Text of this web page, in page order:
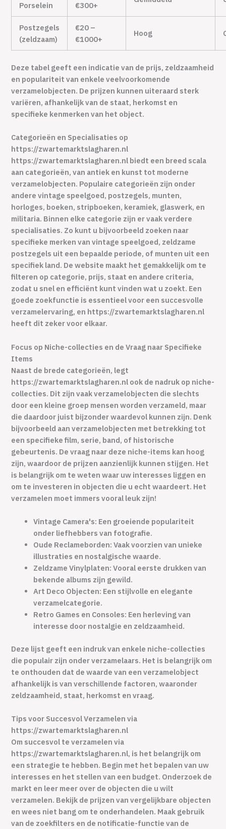
Porselein €300+
Postzegels
(zeldzaam)
€20 –
€1000+
Hoog
Deze tabel geeft een indicatie van de prijs, zeldzaamheid
en populariteit van enkele veelvoorkomende
verzamelobjecten. De prijzen kunnen uiteraard sterk
variëren, afhankelijk van de staat, herkomst en
specifieke kenmerken van het object.
Categorieën en Specialisaties op
https://zwartemarktslagharen.nl
https://zwartemarktslagharen.nl biedt een breed scala
aan categorieën, van antiek en kunst tot moderne
verzamelobjecten. Populaire categorieën zijn onder
andere vintage speelgoed, postzegels, munten,
horloges, boeken, stripboeken, keramiek, glaswerk, en
militaria. Binnen elke categorie zijn er vaak verdere
specialisaties. Zo kunt u bijvoorbeeld zoeken naar
specifieke merken van vintage speelgoed, zeldzame
postzegels uit een bepaalde periode, of munten uit een
specifiek land. De website maakt het gemakkelijk om te
filteren op categorie, prijs, staat en andere criteria,
zodat u snel en efficiënt kunt vinden wat u zoekt. Een
goede zoekfunctie is essentieel voor een succesvolle
verzamelervaring, en https://zwartemarktslagharen.nl
heeft dit zeker voor elkaar.
Focus op Niche-collecties en de Vraag naar Specifieke
Items
Naast de brede categorieën, legt
https://zwartemarktslagharen.nl ook de nadruk op niche-
collecties. Dit zijn vaak verzamelobjecten die slechts
door een kleine groep mensen worden verzameld, maar
die daardoor juist bijzonder waardevol kunnen zijn. Denk
bijvoorbeeld aan verzamelobjecten met betrekking tot
een specifieke film, serie, band, of historische
gebeurtenis. De vraag naar deze niche-items kan hoog
zijn, waardoor de prijzen aanzienlijk kunnen stijgen. Het
is belangrijk om te weten waar uw interesses liggen en
om te investeren in objecten die u echt waardeert. Het
verzamelen moet immers vooral leuk zijn!
Vintage Camera's: Een groeiende populariteit
onder liefhebbers van fotografie.
Oude Reclameborden: Vaak voorzien van unieke
illustraties en nostalgische waarde.
Zeldzame Vinylplaten: Vooral eerste drukken van
bekende albums zijn gewild.
Art Deco Objecten: Een stijlvolle en elegante
verzamelcategorie.
Retro Games en Consoles: Een herleving van
interesse door nostalgie en zeldzaamheid.
Deze lijst geeft een indruk van enkele niche-collecties
die populair zijn onder verzamelaars. Het is belangrijk om
te onthouden dat de waarde van een verzamelobject
afhankelijk is van verschillende factoren, waaronder
zeldzaamheid, staat, herkomst en vraag.
Tips voor Succesvol Verzamelen via
https://zwartemarktslagharen.nl
Om succesvol te verzamelen via
https://zwartemarktslagharen.nl, is het belangrijk om
een strategie te hebben. Begin met het bepalen van uw
interesses en het stellen van een budget. Onderzoek de
markt en leer meer over de objecten die u wilt
verzamelen. Bekijk de prijzen van vergelijkbare objecten
en wees niet bang om te onderhandelen. Maak gebruik
van de zoekfilters en de notificatie-functie van de